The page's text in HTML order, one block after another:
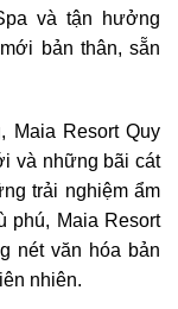
và tận hưởng
bản thân, sẵn
Maia Resort Quy
và những bãi cát
trải nghiệm ẩm
phú, Maia Resort
nét văn hóa bản
nhiên.